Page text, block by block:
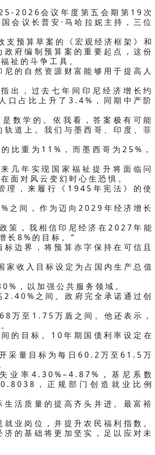
2026会议年度第五会期第19次
会议长普安·马哈拉妮主持，三位
预算草案的《宏观经济框架》和
府编制预算案的重要起点，这份
祉的斗争工具。
的自然资源财富能够用于提高人
出，过去七年间印尼经济增长约
占比上升了3.4%，同期中产阶
数学的。依我看，答案极有可能
道上。我们与墨西哥、印度、菲
比重为11%，而墨西哥为25%，
几年实现国家福祉提升将面临问
面对风云变幻时心生恐惧。
理，来履行《1945年宪法》的使
之间，作为迈向2029年经济增长
策，我相信印尼经济在2027年能
长8%的目标。”
边界，将预算赤字保持在可信且
收入目标设定为占国内生产总值
，以加强公共服务领域。
之间。政府完全承诺通过创
万至1.75万盾之间。他还表示，
的目标。10年期国债利率设定在
采量目标为每日60.2万至61.5万
业率4.30%–4.87%，基尼系数
，正规部门创造就业比例
活质量的提高齐头并进。最富裕
业岗位，并提升农民福利指数。
的基础将更加坚实，足以应对未